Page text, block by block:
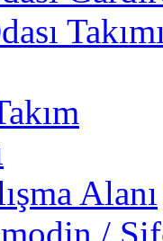
Alanı
/